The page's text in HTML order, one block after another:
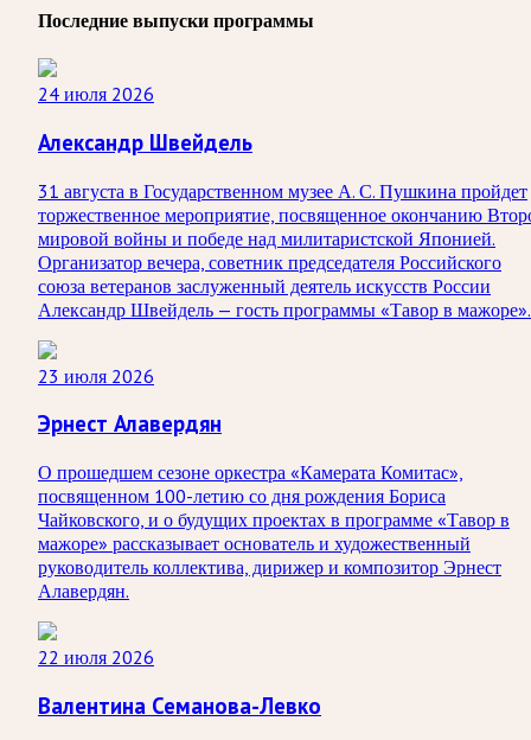
Последние выпуски программы
24 июля 2026
Александр Швейдель
31 августа в Государственном музее А. С. Пушкина пройдет
торжественное мероприятие, посвященное окончанию
мировой войны и победе над милитаристской Японией.
Организатор вечера, советник председателя Российского
союза ветеранов заслуженный деятель искусств России
Александр Швейдель — гость программы «Тавор в мажоре».
23 июля 2026
Эрнест Алавердян
О прошедшем сезоне оркестра «Камерата Комитас»,
посвященном 100-летию со дня рождения Бориса
Чайковского, и о будущих проектах в программе «Тавор в
мажоре» рассказывает основатель и художественный
руководитель коллектива, дирижер и композитор Эрнест
Алавердян.
22 июля 2026
Валентина Семанова-Левко